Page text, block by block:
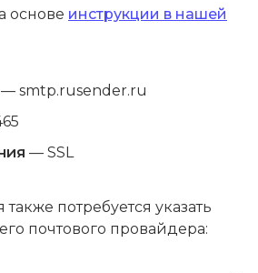
основе инструкции в нашей
— smtp.rusender.ru
— SSL
потребуется указать
почтового провайдера: